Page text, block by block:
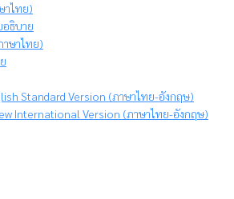
าไทย)
ธิบาย
ษาไทย)
Standard Version (ภาษาไทย-อังกฤษ)
International Version (ภาษาไทย-อังกฤษ)